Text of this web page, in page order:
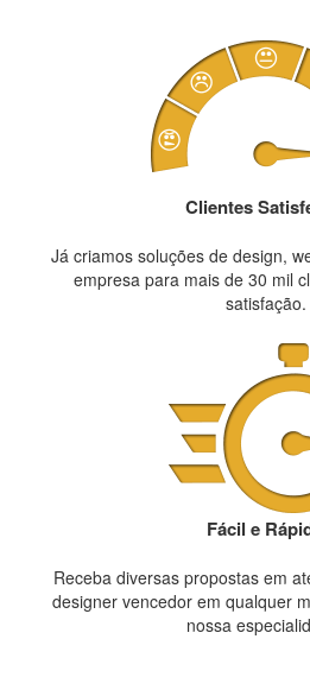
Clientes
Já criamos soluções de design,
empresa para mais de 30 mil
satisfação.
Fácil e
Receba diversas propostas em
designer vencedor em qualquer
nossa